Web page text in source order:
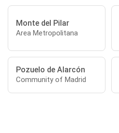
Monte del Pilar
Area Metropolitana
Pozuelo de Alarcón
Community of Madrid